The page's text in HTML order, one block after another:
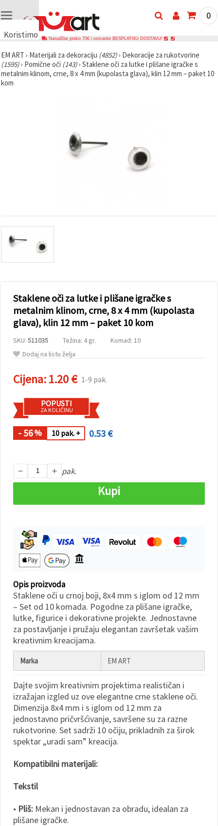
Koristimo
🍪
Koristimo
kolačiće i
slične
relevantniji
uključujući
uz pomoć
partnera za
pristati na
kolačića
klikom na
sve!" Ili
naznačiti
svoje
Postavkama
određene
vrste
kolačića i
"Spremi".
Prihvati
sve
0
Narudžbe preko 70€ i ostvarite BESPLATNU DOSTAVU!
EM ART › Materijali za dekoraciju (4852)› Dekoracije za rukotvorine
(1595)› Pomične oči (143)› Staklene oči za lutke i plišane igračke s
metalnim klinom, crne, 8 x 4 mm (kupolasta glava), klin 12 mm – paket 10
kom
Staklene oči za lutke i plišane igračke s
metalnim klinom, crne, 8 x 4 mm (kupolasta
glava), klin 12 mm – paket 10 kom
SKU: 511035 Težina: 4 gr.
Komad: 10
Dodaj na listu želja
Cijena:1.20 € 1-9 pak.
POPUSTI
ZA KOLIČINU
- 56% 10 pak. + 0.53 €
pak.
Kupi
Opis proizvoda
Staklene oči u crnoj boji, 8x4 mm s iglom od 12 mm
– Set od 10 komada. Pogodne za plišane igračke,
lutke, figurice i dekorativne projekte. Jednostavne
za postavljanje i pružaju elegantan završetak vašim
kreativnim kreacijama.
Marka EM ART
Dajte svojim kreativnim projektima realističan i
izražajan izgled uz ove elegantne crne staklene oči.
Dimenzija 8x4 mm i s iglom od 12 mm za
jednostavno pričvršćivanje, savršene su za razne
rukotvorine. Set sadrži 10 očiju, prikladnih za širok
spektar „uradi sam” kreacija.
Kompatibilni materijali:
Tekstil
• Pliš: Mekan i jednostavan za obradu, idealan za
plišane igračke.